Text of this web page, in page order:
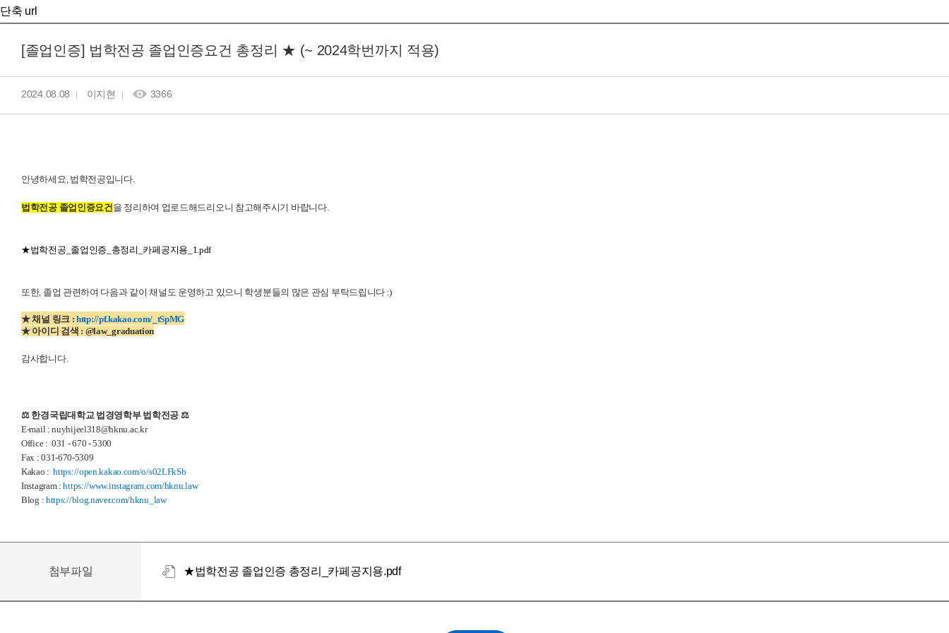
단축 url
[졸업인증] 법학전공 졸업인증요건 총정리 ★ (~ 2024학번까지 적용)
2024.08.08 이지현 3366
안녕하세요, 법학전공입니다.
법학전공 졸업인증요건을 정리하여 업로드해드리오니 참고해주시기 바랍니다.
★법학전공_졸업인증_총정리_카페공지용_1.pdf
또한, 졸업 관련하여 다음과 같이 채널도 운영하고 있으니 학생분들의 많은 관심 부탁드립니다 :)
★ 채널 링크 : http://pf.kakao.com/_tSpMG
★ 아이디 검색 : @law_graduation
감사합니다.
⚖ 한경국립대학교 법경영학부 법학전공 ⚖
E-mail : nuyhijeel318@hknu.ac.kr
Office : 031 - 670 - 5300
Fax : 031-670-5309
Kakao :https://open.kakao.com/o/s02LFkSb
Instagram :https://www.instagram.com/hknu.law
Blog : https://blog.naver.com/hknu_law
첨부파일 ★법학전공 졸업인증 총정리_카페공지용.pdf